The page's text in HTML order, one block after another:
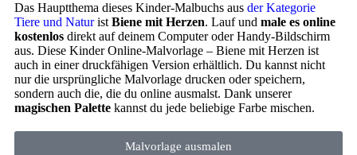
Das Hauptthema dieses Kinder-Malbuchs aus der Kategorie
Tiere und Naturist Biene mit Herzen. Lauf und male es online
kostenlos direkt auf deinem Computer oder Handy-Bildschirm
aus. Diese Kinder Online-Malvorlage – Biene mit Herzen ist
auch in einer druckfähigen Version erhältlich. Du kannst nicht
nur die ursprüngliche Malvorlage drucken oder speichern,
sondern auch die, die du online ausmalst. Dank unserer
magischen Palette kannst du jede beliebige Farbe mischen.
Malvorlage ausmalen